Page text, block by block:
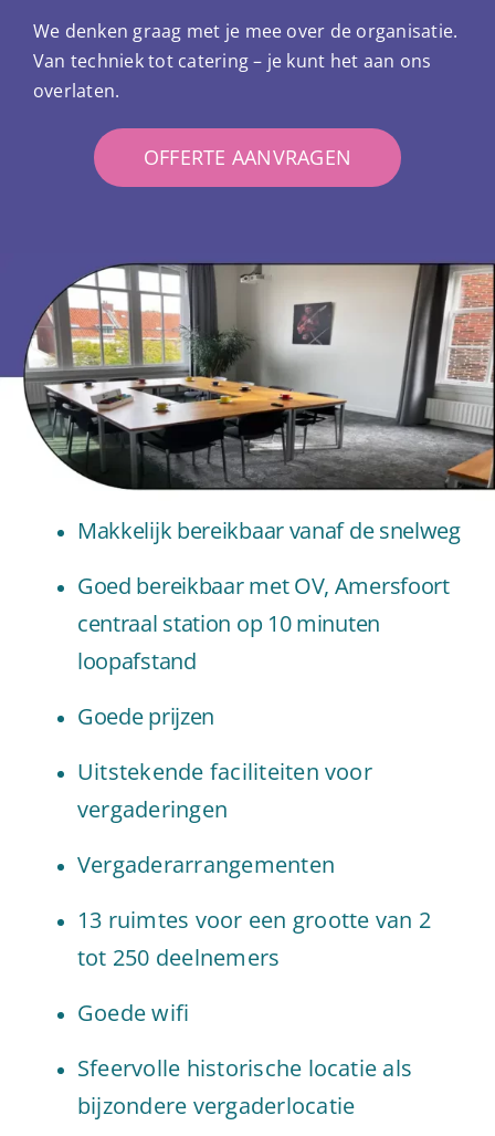
We denken graag met je mee over de organisatie.
Van techniek tot catering – je kunt het aan ons
overlaten.
OFFERTE AANVRAGEN
Makkelijk bereikbaar vanaf de snelweg
Goed bereikbaar met OV, Amersfoort
centraal station op 10 minuten
loopafstand
Goede prijzen
Uitstekende faciliteiten voor
vergaderingen
Vergaderarrangementen
13 ruimtes voor een grootte van 2
tot 250 deelnemers
Goede wifi
Sfeervolle historische locatie als
bijzondere vergaderlocatie